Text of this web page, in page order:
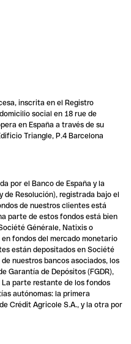
inscrita en el Registro
social en 18 rue de
en España a través de su
Triangle, P.4 Barcelona
por el Banco de España y la
de Resolución), registrada bajo el
de nuestros clientes está
parte de estos fondos está bien
Générale, Natixis o
fondos del mercado monetario
están depositados en Société
nuestros bancos asociados, los
Garantía de Depósitos (FGDR),
parte restante de los fondos
autónomas: la primera
Crédit Agricole S.A., y la otra por